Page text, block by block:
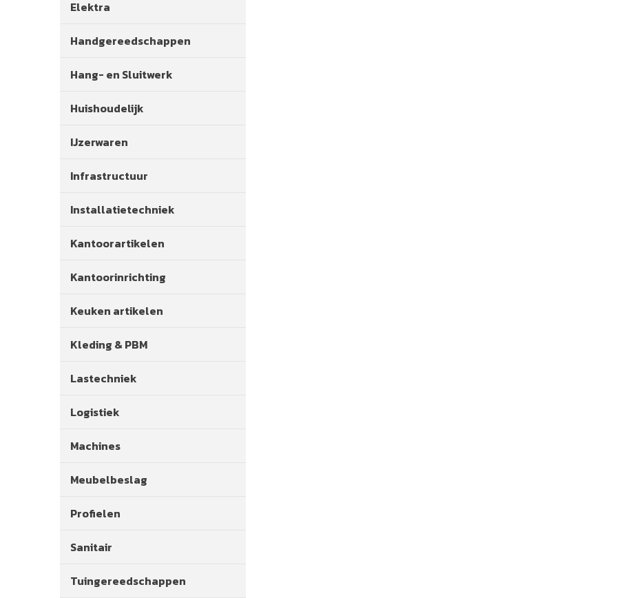
Elektra
Handgereedschappen
Hang- en Sluitwerk
Huishoudelijk
IJzerwaren
Infrastructuur
Installatietechniek
Kantoorartikelen
Kantoorinrichting
Keuken artikelen
Kleding & PBM
Lastechniek
Logistiek
Machines
Meubelbeslag
Profielen
Sanitair
Tuingereedschappen